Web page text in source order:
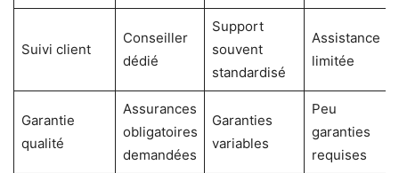
Suivi client
Conseiller
dédié
Support
souvent
standardisé
Assistance
limitée
Garantie
qualité
Assurances
obligatoires
demandées
Garanties
variables
Peu
garanties
requises